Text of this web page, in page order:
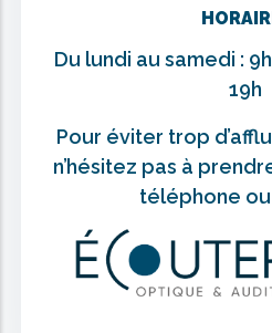
Du lundi au samedi :
19h
Pour éviter trop
n’hésitez pas à
téléphone